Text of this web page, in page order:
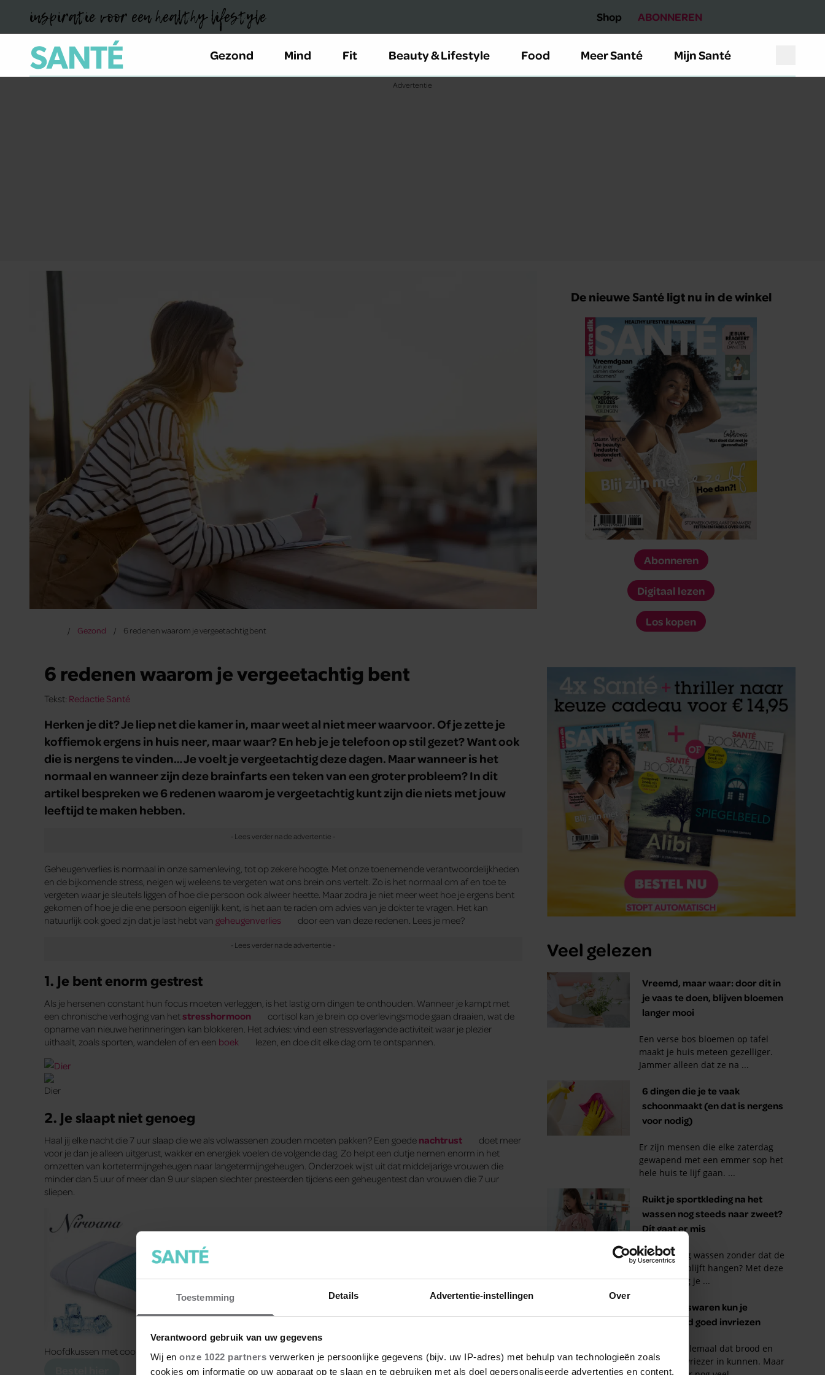
Toestemming Details Advertentie-instellingen Over
Verantwoord gebruik van uw gegevens
Wij en onze 1022 partners verwerken je persoonlijke gegevens (bijv. uw IP-adres) met behulp van technologieën zoals
cookies om informatie op uw apparaat op te slaan en te gebruiken met als doel gepersonaliseerde advertenties en content,
inspiratie voor een healthy lifestyle Shop ABONNEREN
Gezond Mind Fit Beauty & Lifestyle Food Meer Santé Mijn Santé
Gezond 6 redenen waarom je vergeetachtig bent
6 redenen waarom je vergeetachtig bent
Tekst: Redactie Santé
Herken je dit? Je liep net die kamer in, maar weet al niet meer waarvoor. Of je zette je
koffiemok ergens in huis neer, maar waar? En heb je je telefoon op stil gezet? Want ook
die is nergens te vinden… Je voelt je vergeetachtig deze dagen. Maar wanneer is het
normaal en wanneer zijn deze brainfarts een teken van een groter probleem? In dit
artikel bespreken we 6 redenen waarom je vergeetachtig kunt zijn die niets met jouw
leeftijd te maken hebben.
Geheugenverlies is normaal in onze samenleving, tot op zekere hoogte. Met onze toenemende verantwoordelijkheden
en de bijkomende stress, neigen wij weleens te vergeten wat ons brein ons vertelt. Zo is het normaal om af en toe te
vergeten waar je sleutels liggen of hoe die persoon ook alweer heette. Maar zodra je niet meer weet hoe je ergens bent
gekomen of hoe je die ene persoon eigenlijk kent, is het aan te raden om advies van je dokter te vragen. Het kan
natuurlijk ook goed zijn dat je last hebt van geheugenverlies door een van deze redenen. Lees je mee?
1. Je bent enorm gestrest
Als je hersenen constant hun focus moeten verleggen, is het lastig om dingen te onthouden. Wanneer je kampt met
een chronische verhoging van hetstresshormoon
cortisol kan je brein op overlevingsmode gaan draaien, wat de
opname van nieuwe herinneringen kan blokkeren. Het advies: vind een stressverlagende activiteit waar je plezier
uithaalt, zoals sporten, wandelen of en een boek lezen, en doe dit elke dag om te ontspannen.
2. Je slaapt niet genoeg
Haal jij elke nacht die 7 uur slaap die we als volwassenen zouden moeten pakken? Een goede nachtrust
doet meer
voor je dan je alleen uitgerust, wakker en energiek voelen de volgende dag. Zo helpt een dutje nemen enorm in het
omzetten van kortetermijngeheugen naar langetermijngeheugen. Onderzoek wijst uit dat middeljarige vrouwen die
minder dan 5 uur of meer dan 9 uur slapen slechter presteerden tijdens een geheugentest dan vrouwen die 7 uur
sliepen.
Hoofdkussen met cool-gel
De nieuwe Santé ligt nu in de winkel
Abonneren
Digitaal lezen
Los kopen